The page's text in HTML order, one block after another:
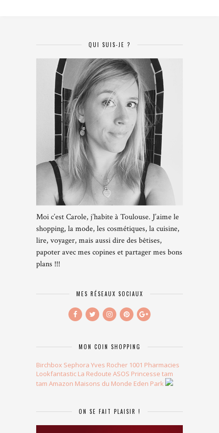
QUI SUIS-JE ?
Moi c’est Carole, j’habite à Toulouse. J’aime le
shopping, la mode, les cosmétiques, la cuisine,
lire, voyager, mais aussi dire des bêtises,
papoter avec mes copines et partager mes bons
plans !!!
MES RÉSEAUX SOCIAUX
MON COIN SHOPPING
Birchbox Sephora Yves Rocher 1001 Pharmacies
Lookfantastic La Redoute ASOS Princesse tam
tam Amazon Maisons du Monde Eden Park
ON SE FAIT PLAISIR !